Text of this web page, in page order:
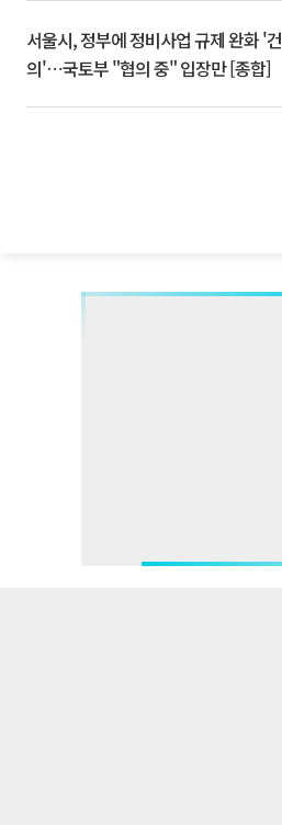
서울시, 정부에 정비사업 규제 완화 '건
의'⋯국토부 "협의 중" 입장만 [종합]